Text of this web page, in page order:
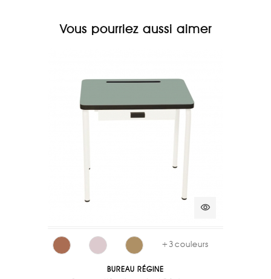
Vous pourriez aussi aimer
visibility
+3couleurs
BUREAU RÉGINE